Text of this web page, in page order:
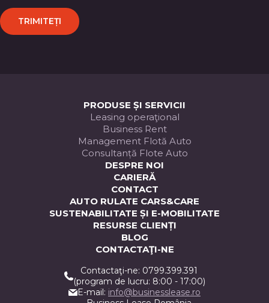
PRODUSE ȘI SERVICII
Leasing operaţional
Business Rent
Management Flotă Auto
Consultanță Flote Auto
DESPRE NOI
CARIERĂ
CONTACT
AUTO RULATE CARS&CARE
SUSTENABILITATE ȘI E-MOBILITATE
RESURSE CLIENȚI
BLOG
CONTACTAŢI-NE
Contactaţi-ne: 0799.399.391
(program de lucru: 8:00 - 17:00)
E-mail: info@businesslease.ro